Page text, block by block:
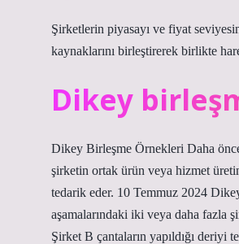
Şirketlerin piyasayı ve fiyat
kaynaklarını birleştirerek birlikte
Dikey
Dikey Birleşme Örnekleri Daha
şirketin ortak ürün veya hizmet
tedarik eder. 10 Temmuz 2024
aşamalarındaki iki veya daha fazla
Şirket B çantaların yapıldığı deriyi